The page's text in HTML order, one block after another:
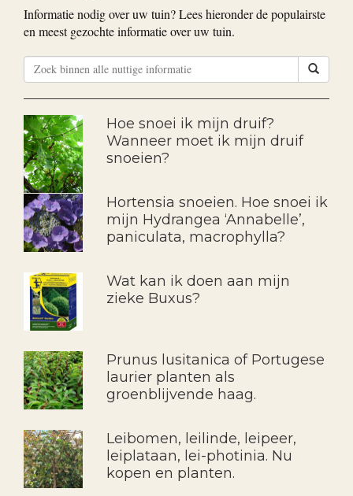
Informatie nodig over uw tuin? Lees hieronder de populairste
en meest gezochte informatie over uw tuin.
Hoe snoei ik mijn druif?
Wanneer moet ik mijn druif
snoeien?
Hortensia snoeien. Hoe snoei ik
mijn Hydrangea ‘Annabelle’,
paniculata, macrophylla?
Wat kan ik doen aan mijn
zieke Buxus?
Prunus lusitanica of Portugese
laurier planten als
groenblijvende haag.
Leibomen, leilinde, leipeer,
leiplataan, lei-photinia. Nu
kopen en planten.